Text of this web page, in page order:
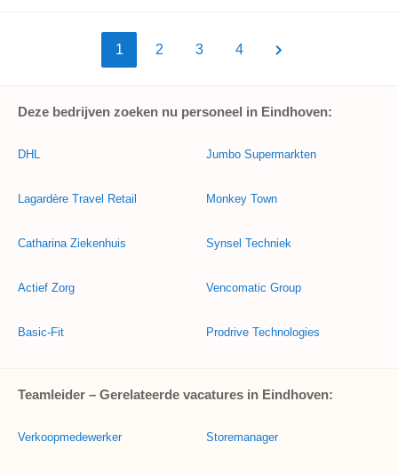
1 2 3 4
Deze bedrijven zoeken nu personeel in Eindhoven:
DHL
Lagardère Travel Retail
Catharina Ziekenhuis
Actief Zorg
Basic-Fit
Jumbo Supermarkten
Monkey Town
Synsel Techniek
Vencomatic Group
Prodrive Technologies
Teamleider – Gerelateerde vacatures in Eindhoven:
Verkoopmedewerker Storemanager